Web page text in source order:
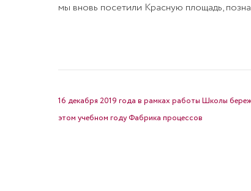
мы вновь посетили Красную площадь,
16 декабря 2019 года в рамках работы Школы
этом учебном году Фабрика процессов